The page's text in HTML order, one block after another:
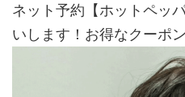
ネット予約【ホットペッ
いします！お得なクーポ